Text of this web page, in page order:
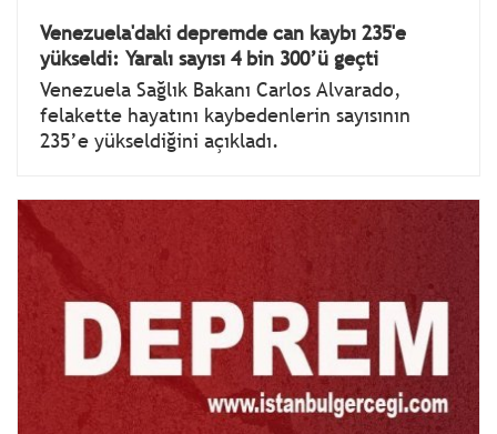
Venezuela'daki depremde can kaybı 235'e
yükseldi: Yaralı sayısı 4 bin 300’ü geçti
Venezuela Sağlık Bakanı Carlos Alvarado,
felakette hayatını kaybedenlerin sayısının
235’e yükseldiğini açıkladı.